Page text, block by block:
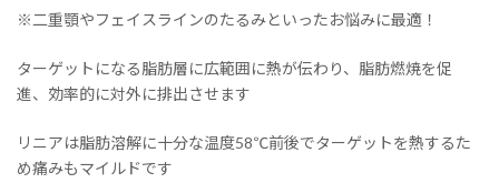
※二重顎やフェイスラインのたるみといったお悩みに最適！
ターゲットになる脂肪層に広範囲に熱が伝わり、脂肪燃焼を促
進、効率的に対外に排出させます
リニアは脂肪溶解に十分な温度58℃前後でターゲットを熱するた
め痛みもマイルドです